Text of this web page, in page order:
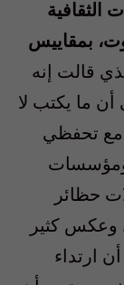
الثقافية
بمقاييس
قالت إنه
أن ما يكتب لا
تحفظي
حظائر
وعكس كثير
ارتداء